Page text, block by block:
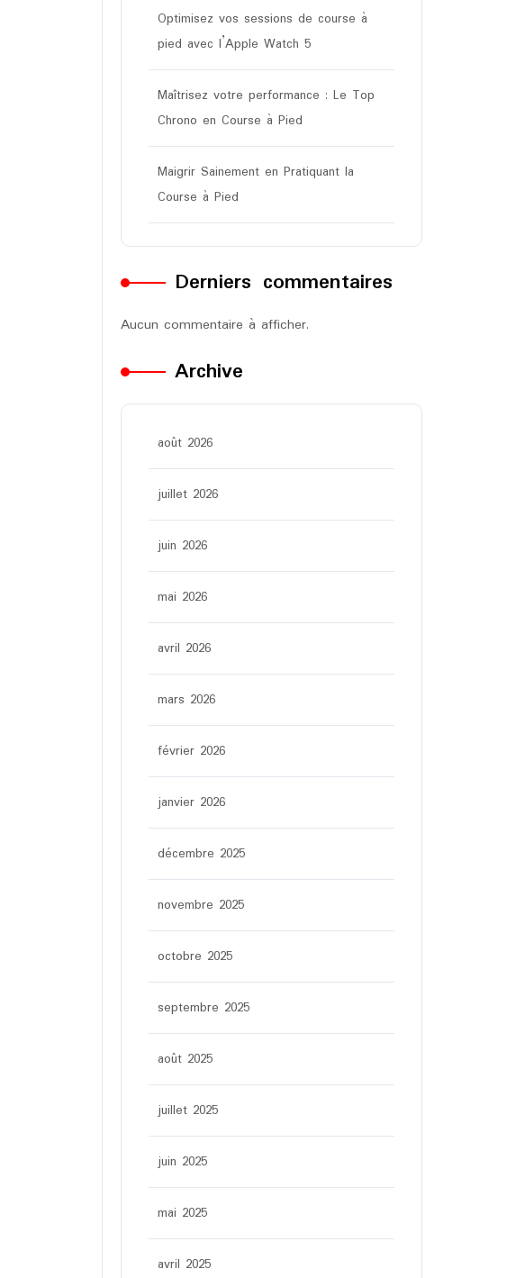
Optimisez vos sessions de course à
pied avec l’Apple Watch 5
Maîtrisez votre performance : Le Top
Chrono en Course à Pied
Maigrir Sainement en Pratiquant la
Course à Pied
Derniers commentaires
Aucun commentaire à afficher.
Archive
août 2026
juillet 2026
juin 2026
mai 2026
avril 2026
mars 2026
février 2026
janvier 2026
décembre 2025
novembre 2025
octobre 2025
septembre 2025
août 2025
juillet 2025
juin 2025
mai 2025
avril 2025